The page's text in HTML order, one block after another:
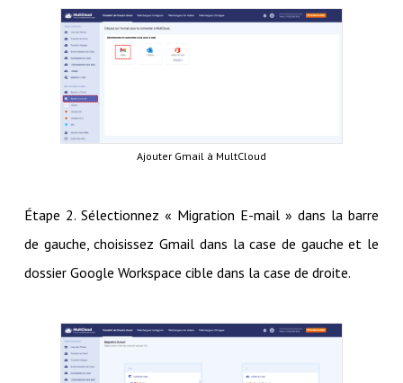
Ajouter Gmail à MultCloud
Étape 2. Sélectionnez « Migration E-mail » dans la barre
de gauche, choisissez Gmail dans la case de gauche et le
dossier Google Workspace cible dans la case de droite.